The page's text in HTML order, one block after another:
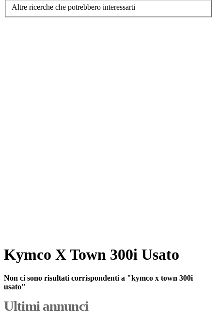
Altre ricerche che potrebbero interessarti
Kymco X Town 300i Usato
Non ci sono risultati corrispondenti a "kymco x town 300i
usato"
Ultimi annunci